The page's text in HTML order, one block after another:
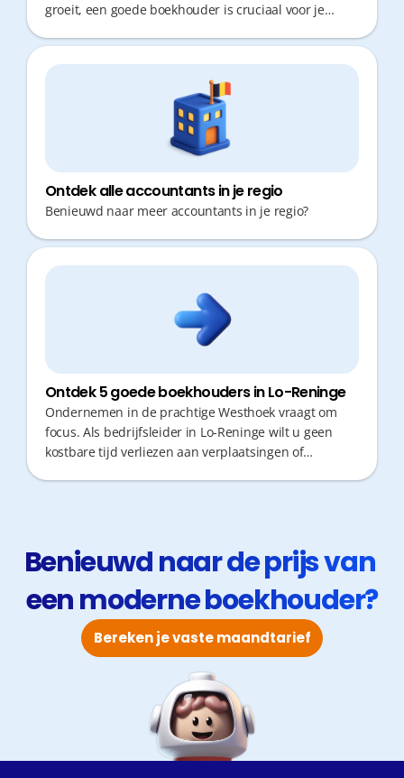
groeit, een goede boekhouder is cruciaal voor je
tijd verliezen aan administratie of verplaatsingen.
Snel en accuraat fiscaal advies, gecombineerd met
vlotte responstijden, maakt het verschil tussen
stilstand en vooruitgang.
Ontdek alle accountants in je regio
Benieuwd naar meer accountants in je regio?
Ontdek 5 goede boekhouders in Lo-Reninge
Ondernemen in de prachtige Westhoek vraagt om
focus. Als bedrijfsleider in Lo-Reninge wilt u geen
kostbare tijd verliezen aan verplaatsingen of
Benieuwd naar de prijs van
een moderne boekhouder?
Bereken je vaste maandtarief